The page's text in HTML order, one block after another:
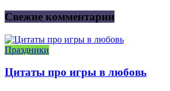
Свежие комментарии
Праздники
Цитаты про игры в любовь